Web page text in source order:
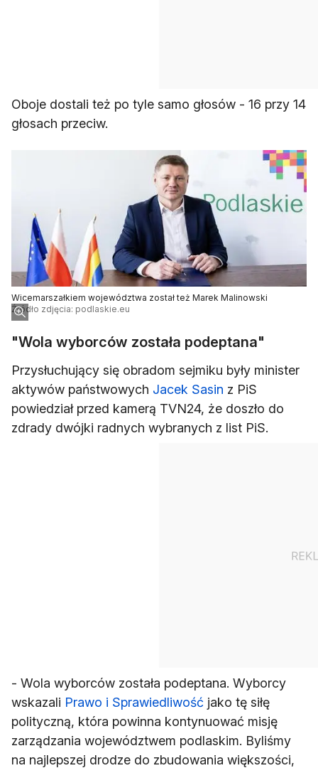
Oboje dostali też po tyle samo głosów - 16 przy 14
głosach przeciw.
Wicemarszałkiem województwa został też Marek Malinowski
Źródło zdjęcia: podlaskie.eu
"Wola wyborców została podeptana"
Przysłuchujący się obradom sejmiku były minister
aktywów państwowych Jacek Sasin z PiS
powiedział przed kamerą TVN24, że doszło do
zdrady dwójki radnych wybranych z list PiS.
- Wola wyborców została podeptana. Wyborcy
wskazali Prawo i Sprawiedliwość jako tę siłę
polityczną, która powinna kontynuować misję
zarządzania województwem podlaskim. Byliśmy
na najlepszej drodze do zbudowania większości,